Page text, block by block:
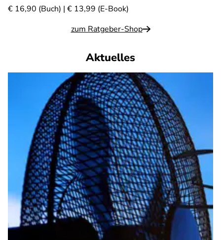
€ 16,90 (Buch) | € 13,99 (E-Book)
zum Ratgeber-Shop
Aktuelles